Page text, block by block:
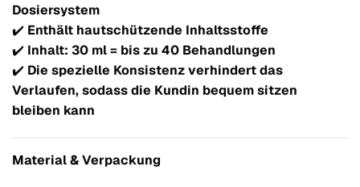
Dosiersystem
✔️ Enthält hautschützende Inhaltsstoffe
✔️ Inhalt: 30 ml = bis zu 40 Behandlungen
✔️ Die spezielle Konsistenz verhindert das
Verlaufen, sodass die Kundin bequem sitzen
bleiben kann
Material & Verpackung